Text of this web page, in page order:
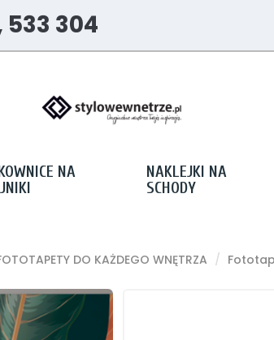
533 304
NA
NAKLEJKI NA
SCHODY
DO KAŻDEGO WNĘTRZA